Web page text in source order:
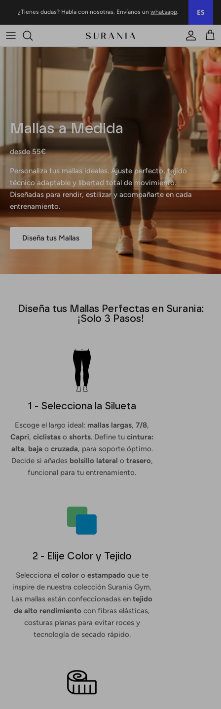
¿Tienes dudas? Habla con nosotras. Envíanos un whatsapp. ES
Cuenta
Mallas a Medida
desde 55€
Personaliza tus mallas ideales. Ajuste perfecto, tejido
técnico adaptable y libertad total de movimiento.
Diseñadas para rendir, estilizar y acompañarte en cada
entrenamiento.
Diseña tus Mallas
Diseña tus Mallas Perfectas en Surania:
¡Solo 3 Pasos!
1 - Selecciona la Silueta
Escoge el largo ideal: mallas largas, 7/8,
Capri, ciclistaso shorts. Define tu cintura:
alta, bajao cruzada, para soporte óptimo.
Decide si añades bolsillo lateral o trasero,
funcional para tu entrenamiento.
2 - Elije Color y Tejido
Selecciona el coloro estampadoque te
inspire de nuestra colección Surania Gym.
Las mallas están confeccionadas en tejido
de alto rendimiento con fibras elásticas,
costuras planas para evitar roces y
tecnología de secado rápido.